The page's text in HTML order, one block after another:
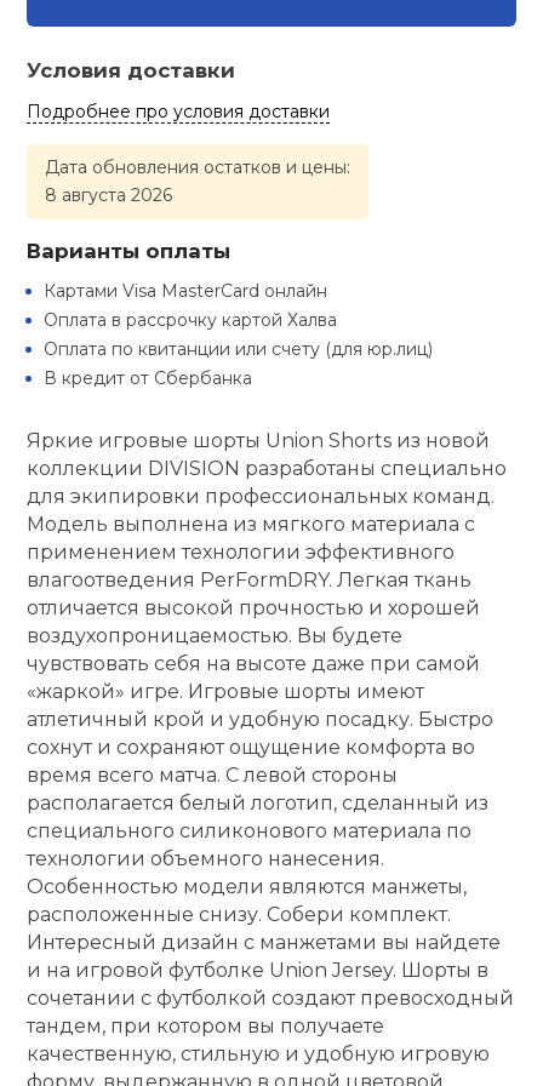
Футы
Одежда для
Грифы и
Блины
Лямки,
Ролики для
Упоры для
Утяжелители
Эспандеры и
Аксессуары
йоги
Медболы
Пояса
гимнастика
спорт
игры
комплексы и
стенки
сувениры
для
и тренерский
и защита
оборудование
Условия доставки
Подробнее про условия доставки
Дата обновления остатков и цены:
8 августа 2026
Варианты оплаты
Картами Visa MasterCard онлайн
Оплата в рассрочку картой Халва
Оплата по квитанции или счету (для юр.лиц)
В кредит от Сбербанка
Яркие игровые шорты Union Shorts из новой
коллекции DIVISION разработаны специально
для экипировки профессиональных команд.
Модель выполнена из мягкого материала с
применением технологии эффективного
влагоотведения PerFormDRY. Легкая ткань
отличается высокой прочностью и хорошей
воздухопроницаемостью. Вы будете
чувствовать себя на высоте даже при самой
«жаркой» игре. Игровые шорты имеют
атлетичный крой и удобную посадку. Быстро
сохнут и сохраняют ощущение комфорта во
время всего матча. С левой стороны
располагается белый логотип, сделанный из
специального силиконового материала по
технологии объемного нанесения.
Особенностью модели являются манжеты,
расположенные снизу. Собери комплект.
Интересный дизайн с манжетами вы найдете
и на игровой футболке Union Jersey. Шорты в
сочетании с футболкой создают превосходный
тандем, при котором вы получаете
качественную, стильную и удобную игровую